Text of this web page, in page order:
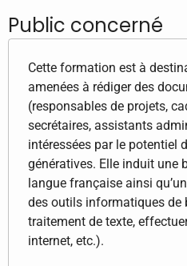
Public concerné
Cette formation est à
amenées à rédiger des
(responsables de projets,
secrétaires, assistants
intéressées par le potentiel
génératives. Elle induit une
langue française ainsi
des outils informatiques de
traitement de texte,
internet, etc.).